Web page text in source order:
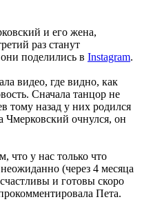
и его жена,
раз станут
поделились в Instagram.
видео, где видно, как
Сначала танцор не
тому назад у них родился
Чмерковский очнулся, он
что у нас только что
(через 4 месяца
и готовы скоро
Пета.